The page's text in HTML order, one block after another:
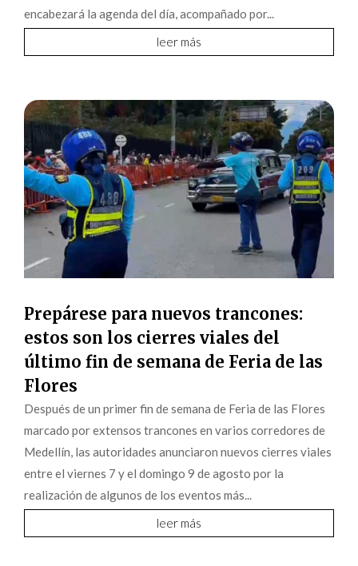
encabezará la agenda del día, acompañado por...
leer más
Prepárese para nuevos trancones:
estos son los cierres viales del
último fin de semana de Feria de las
Flores
Después de un primer fin de semana de Feria de las Flores
marcado por extensos trancones en varios corredores de
Medellín, las autoridades anunciaron nuevos cierres viales
entre el viernes 7 y el domingo 9 de agosto por la
realización de algunos de los eventos más...
leer más